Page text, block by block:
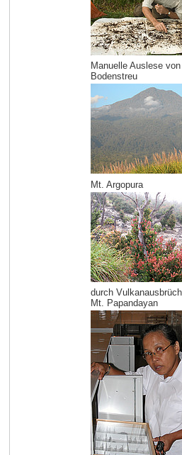
Manuelle Auslese
Bodenstreu
Mt. Argopura
durch
Mt. Papandayan